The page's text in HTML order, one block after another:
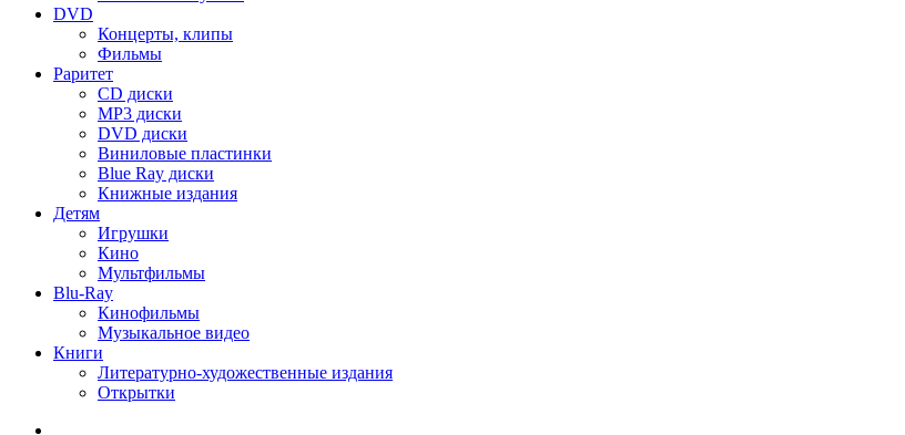
DVD
Концерты, клипы
Фильмы
Раритет
CD диски
MP3 диски
DVD диски
Виниловые пластинки
Blue Ray диски
Книжные издания
Детям
Игрушки
Кино
Мультфильмы
Blu-Ray
Кинофильмы
Музыкальное видео
Книги
Литературно-художественные издания
Открытки